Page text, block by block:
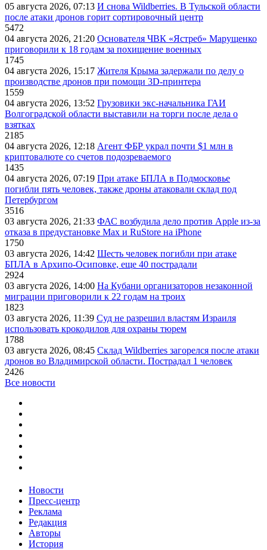
05 августа 2026, 07:13 И снова Wildberries. В Тульской области
после атаки дронов горит сортировочный центр
5472
04 августа 2026, 21:20 Основателя ЧВК «Ястреб» Марущенко
приговорили к 18 годам за похищение военных
1745
04 августа 2026, 15:17 Жителя Крыма задержали по делу о
производстве дронов при помощи 3D‑принтера
1559
04 августа 2026, 13:52 Грузовики экс-начальника ГАИ
Волгоградской области выставили на торги после дела о
взятках
2185
04 августа 2026, 12:18 Агент ФБР украл почти $1 млн в
криптовалюте со счетов подозреваемого
1435
04 августа 2026, 07:19 При атаке БПЛА в Подмосковье
погибли пять человек, также дроны атаковали склад под
Петербургом
3516
03 августа 2026, 21:33 ФАС возбудила дело против Apple из-за
отказа в предустановке Max и RuStore на iPhone
1750
03 августа 2026, 14:42 Шесть человек погибли при атаке
БПЛА в Архипо-Осиповке, еще 40 пострадали
2924
03 августа 2026, 14:00 На Кубани организаторов незаконной
миграции приговорили к 22 годам на троих
1823
03 августа 2026, 11:39 Суд не разрешил властям Израиля
использовать крокодилов для охраны тюрем
1788
03 августа 2026, 08:45 Склад Wildberries загорелся после атаки
дронов во Владимирской области. Пострадал 1 человек
2426
Все новости
Новости
Пресс-центр
Реклама
Редакция
Авторы
История